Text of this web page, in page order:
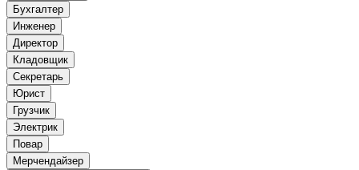
Бухгалтер
Инженер
Директор
Кладовщик
Секретарь
Юрист
Грузчик
Электрик
Повар
Мерчендайзер